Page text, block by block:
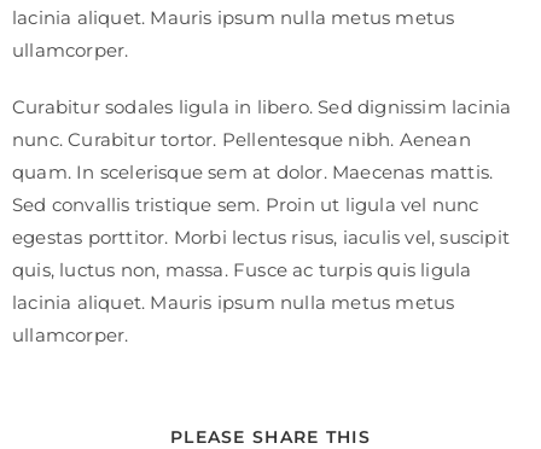
lacinia aliquet. Mauris ipsum nulla metus metus
ullamcorper.
Curabitur sodales ligula in libero. Sed dignissim lacinia
nunc. Curabitur tortor. Pellentesque nibh. Aenean
quam. In scelerisque sem at dolor. Maecenas mattis.
Sed convallis tristique sem. Proin ut ligula vel nunc
egestas porttitor. Morbi lectus risus, iaculis vel, suscipit
quis, luctus non, massa. Fusce ac turpis quis ligula
lacinia aliquet. Mauris ipsum nulla metus metus
ullamcorper.
PLEASE SHARE THIS